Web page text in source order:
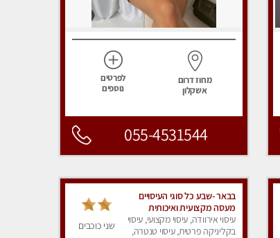
מחוז דרום
אשקלון
לפרטים
נוספים
055-4531544
בבאר -שבע כל סוגי העיסויים
מעסה מקצועית ואיכותית
באר-שבע
עיסוי אירוודה, עיסוי מקצועי, עיסוי
בקליניקה פרטית, עיסוי טנטרה,
שני כוכבים